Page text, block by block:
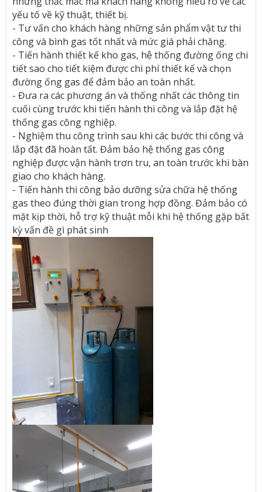
yếu tố về kỹ thuật, thiết bị.
- Tư vấn cho khách hàng những sản phẩm vật tư thi
công và bình gas tốt nhất và mức giá phải chăng.
- Tiến hành thiết kế kho gas, hệ thống đường ống chi
tiết sao cho tiết kiệm được chi phí thiết kế và chọn
đường ống gas để đảm bảo an toàn nhất.
- Đưa ra các phương án và thống nhất các thông tin
cuối cùng trước khi tiến hành thi công và lắp đặt hệ
thống gas công nghiệp.
- Nghiệm thu công trình sau khi các bước thi công và
lắp đặt đã hoàn tất. Đảm bảo hệ thống gas công
nghiệp được vận hành trơn tru, an toàn trước khi bàn
giao cho khách hàng.
- Tiến hành thi công bảo dưỡng sửa chữa hệ thống
gas theo đúng thời gian trong hợp đồng. Đảm bảo có
mặt kịp thời, hỗ trợ kỹ thuật mỗi khi hệ thống gặp bất
kỳ vấn đề gì phát sinh